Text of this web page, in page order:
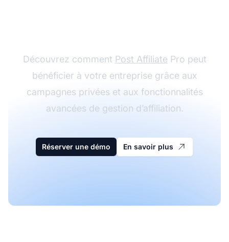
Découvrez comment Post Affiliate Pro peut
bénéficier à votre entreprise grâce aux
campagnes privées et aux fonctionnalités
avancées de gestion d’affiliation.
Réserver une démo En savoir plus